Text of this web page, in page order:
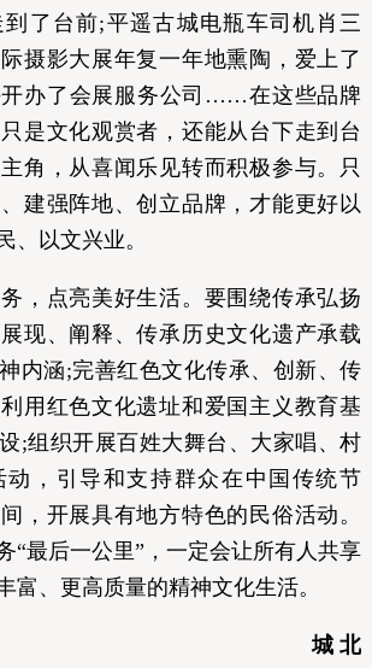
了台前;平遥古城电瓶车司机肖三
摄影大展年复一年地熏陶，爱上了
办了会展服务公司……在这些品牌
是文化观赏者，还能从台下走到台
主角，从喜闻乐见转而积极参与。只
建强阵地、创立品牌，才能更好以
、以文兴业。
点亮美好生活。要围绕传承弘扬
现、阐释、传承历史文化遗产承载
内涵;完善红色文化传承、创新、传
用红色文化遗址和爱国主义教育基
;组织开展百姓大舞台、大家唱、村
动，引导和支持群众在中国传统节
，开展具有地方特色的民俗活动。
“最后一公里”，一定会让所有人共享
富、更高质量的精神文化生活。
城 北